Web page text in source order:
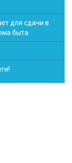
для сдачи в
быта